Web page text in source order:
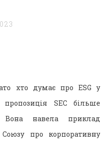
хто думає про ESG у
SEC більше
Вона навела приклад
про корпоративну